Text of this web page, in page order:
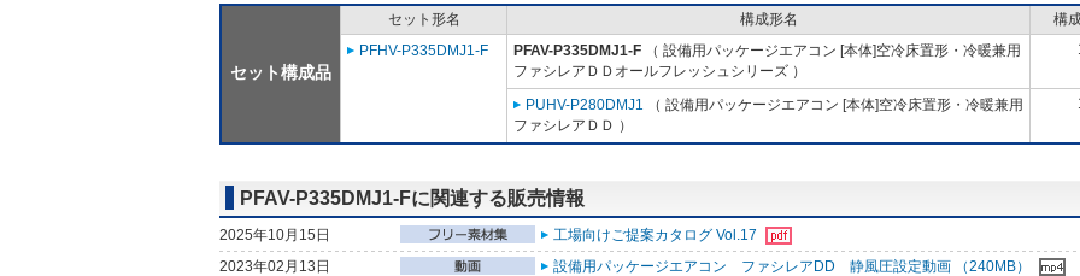
セット構成品
セット形名 構成形名
構
PFHV-P335DMJ1-F
PFAV-P335DMJ1-F （ 設備用パッケージエアコン [本体]空冷床置形・冷暖兼用
ファシレアＤＤオールフレッシュシリーズ ）
PUHV-P280DMJ1 （ 設備用パッケージエアコン [本体]空冷床置形・冷暖兼用
ファシレアＤＤ ）
PFAV-P335DMJ1-Fに関連する販売情報
2025年10月15日
工場向けご提案カタログ Vol.17
2023年02月13日
設備用パッケージエアコン ファシレアDD 静風圧設定動画 （240MB）